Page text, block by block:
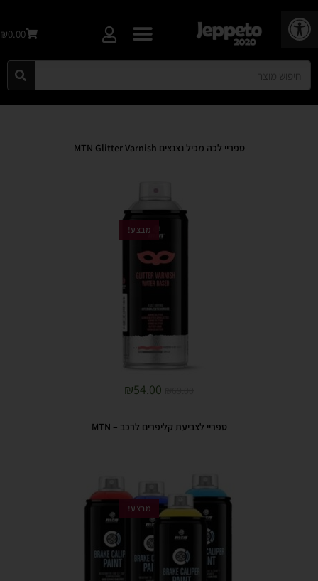
פתח סרגל נגישות
₪0.00
ספריי לכה מכיל נצנצים MTN Glitter Varnish
מבצע!
₪54.00
ספריי לצביעת קליפרים לרכב – MTN
מבצע!